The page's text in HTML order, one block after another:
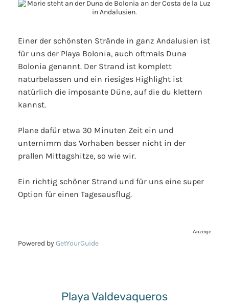
Einer der schönsten Strände in ganz Andalusien ist
für uns der Playa Bolonia, auch oftmals Duna
Bolonia genannt. Der Strand ist komplett
naturbelassen und ein riesiges Highlight ist
natürlich die imposante Düne, auf die du klettern
kannst.
Plane dafür etwa 30 Minuten Zeit ein und
unternimm das Vorhaben besser nicht in der
prallen Mittagshitze, so wie wir.
Ein richtig schöner Strand und für uns eine super
Option für einen Tagesausflug.
Anzeige
Powered by GetYourGuide
Playa Valdevaqueros